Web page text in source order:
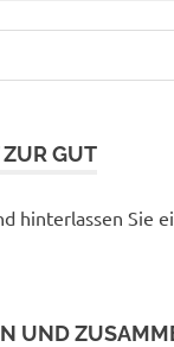
GUT
hinterlassen Sie
UND